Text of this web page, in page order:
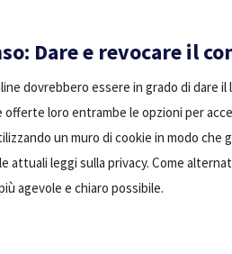
Dare e revocare il
dovrebbero essere in grado di dare
offerte loro entrambe le opzioni per
un muro di cookie in modo
attuali leggi sulla privacy. Come
agevole e chiaro possibile.